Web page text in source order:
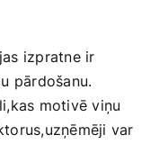
izpratne ir
pārdošanu.
motivē viņu
var